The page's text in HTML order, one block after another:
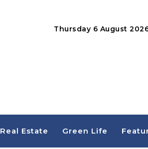
Thursday 6 August
Real Estate Green Life